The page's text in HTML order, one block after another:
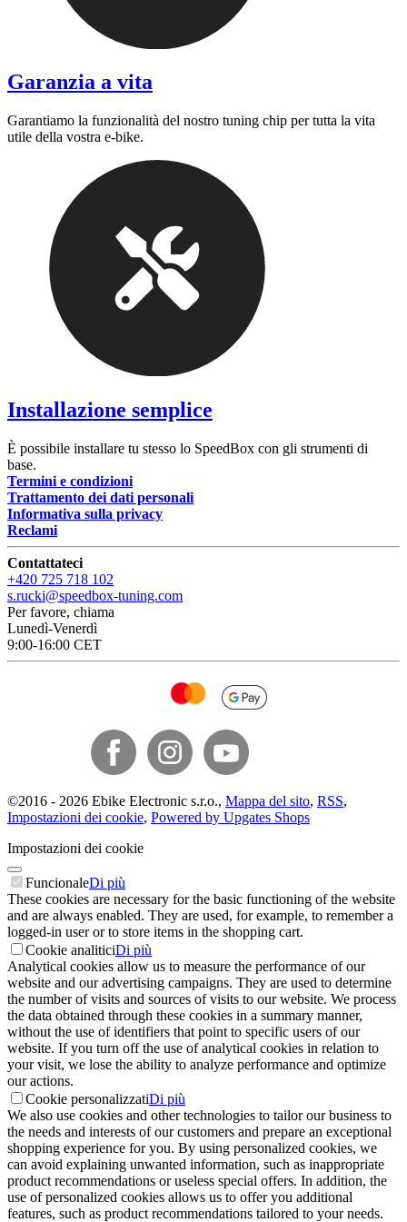
Garanzia a vita
Garantiamo la funzionalità del nostro tuning chip per tutta la vita
utile della vostra e-bike.
Installazione semplice
È possibile installare tu stesso lo SpeedBox con gli strumenti di
base.
Termini e condizioni
Trattamento dei dati personali
Informativa sulla privacy
Reclami
Contattateci
+420 725 718 102
s.rucki@speedbox-tuning.com
Per favore, chiama
Lunedì-Venerdì
9:00-16:00 CET
©2016 - 2026 Ebike Electronic s.r.o., Mappa del sito, RSS,
Impostazioni dei cookie, Powered by Upgates Shops
Impostazioni dei cookie
FuncionaleDi più
These cookies are necessary for the basic functioning of the website
and are always enabled. They are used, for example, to remember a
logged-in user or to store items in the shopping cart.
Cookie analiticiDi più
Analytical cookies allow us to measure the performance of our
website and our advertising campaigns. They are used to determine
the number of visits and sources of visits to our website. We process
the data obtained through these cookies in a summary manner,
without the use of identifiers that point to specific users of our
website. If you turn off the use of analytical cookies in relation to
your visit, we lose the ability to analyze performance and optimize
our actions.
Cookie personalizzatiDi più
We also use cookies and other technologies to tailor our business to
the needs and interests of our customers and prepare an exceptional
shopping experience for you. By using personalized cookies, we
can avoid explaining unwanted information, such as inappropriate
product recommendations or useless special offers. In addition, the
use of personalized cookies allows us to offer you additional
features, such as product recommendations tailored to your needs.